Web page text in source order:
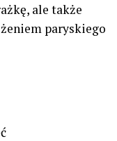
ale także
paryskiego